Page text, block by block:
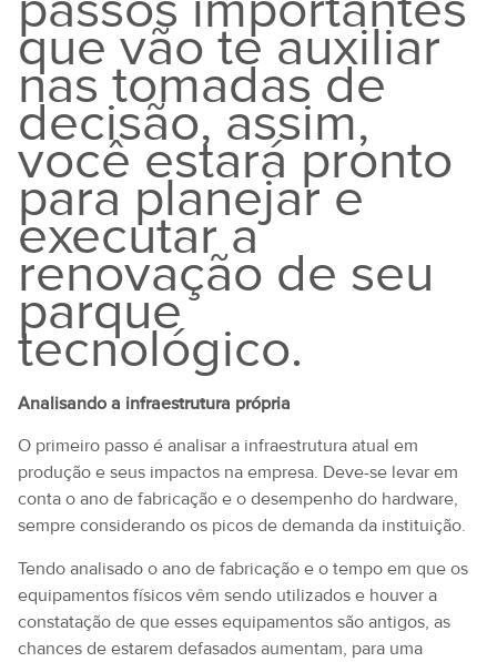
que vão te auxiliar
nas tomadas de
decisão, assim,
você estará pronto
para planejar e
executar a
renovação de seu
parque
tecnológico.
Analisando a infraestrutura própria
O primeiro passo é analisar a infraestrutura atual em
produção e seus impactos na empresa. Deve-se levar em
conta o ano de fabricação e o desempenho do hardware,
sempre considerando os picos de demanda da instituição.
Tendo analisado o ano de fabricação e o tempo em que os
equipamentos físicos vêm sendo utilizados e houver a
constatação de que esses equipamentos são antigos, as
chances de estarem defasados aumentam, para uma